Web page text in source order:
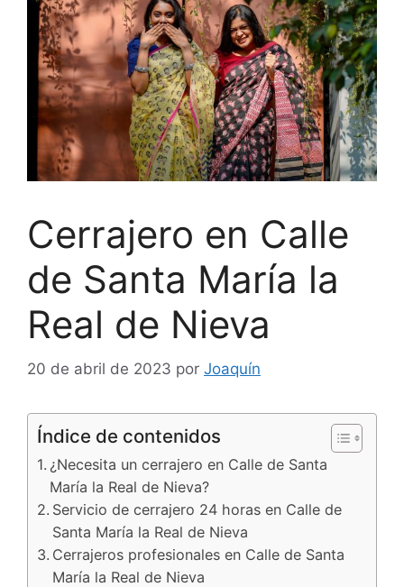
Cerrajero en Calle
de Santa María la
Real de Nieva
20 de abril de 2023 por Joaquín
Índice de contenidos
¿Necesita un cerrajero en Calle de Santa
María la Real de Nieva?
Servicio de cerrajero 24 horas en Calle de
Santa María la Real de Nieva
Cerrajeros profesionales en Calle de Santa
María la Real de Nieva